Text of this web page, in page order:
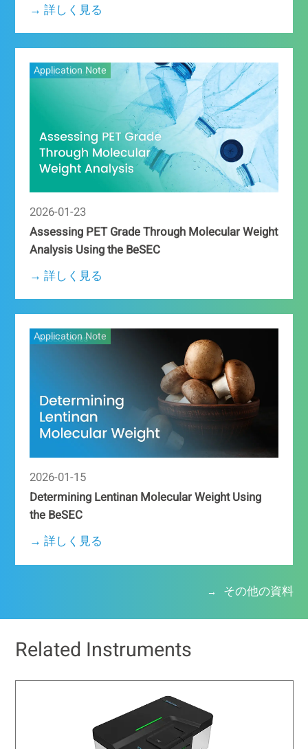
→ 詳しく見る
Application Note
2026-01-23
Assessing PET Grade Through Molecular Weight
Analysis Using the BeSEC
→ 詳しく見る
Application Note
2026-01-15
Determining Lentinan Molecular Weight Using
the BeSEC
→ 詳しく見る
その他の資料
Related Instruments